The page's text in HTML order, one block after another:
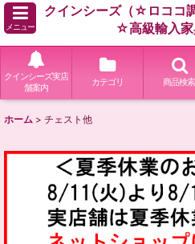
メニュー
クインシーズ（☆ロココ
☆高級輸入家
クインシーズ実店
舗案内
カテゴリ 商品検索
ホーム > チェスト他